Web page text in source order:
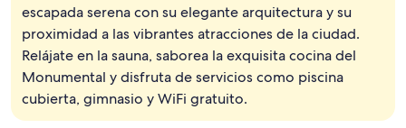
Una piscina cubierta
escapada serena con su elegante arquitectura y su
proximidad a las vibrantes atracciones de la ciudad.
Relájate en la sauna, saborea la exquisita cocina del
Monumental y disfruta de servicios como piscina
cubierta, gimnasio y WiFi gratuito.